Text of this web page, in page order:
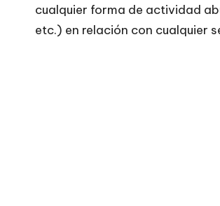
w
cualquier forma de actividad
etc.) en relación con cualquier